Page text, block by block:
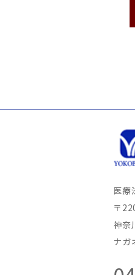
医療
〒
神奈
ナガ